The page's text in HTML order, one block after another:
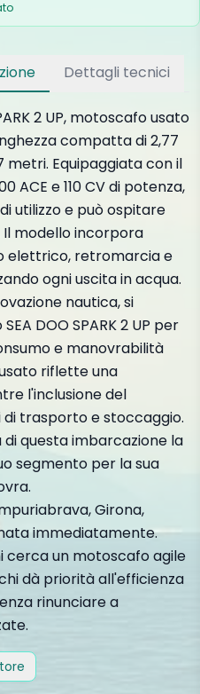
Dettagli tecnici
2 UP, motoscafo usato
compatta di 2,77
metri. Equipaggiata con il
ACE e 110 CV di potenza,
utilizzo e può ospitare
modello incorpora
elettrico, retromarcia e
ogni uscita in acqua.
nautica, si
DOO SPARK 2 UP per
e manovrabilità
riflette una
l'inclusione del
trasporto e stoccaggio.
questa imbarcazione la
segmento per la sua
Girona,
immediatamente.
cerca un motoscafo agile
dà priorità all'efficienza
rinunciare a